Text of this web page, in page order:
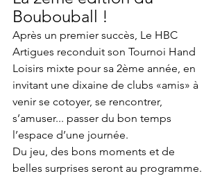
Boubouball !
Après un premier succès, Le HBC
Artigues reconduit son Tournoi Hand
Loisirs mixte pour sa 2ème année, en
invitant une dixaine de clubs «amis» à
venir se cotoyer, se rencontrer,
s’amuser... passer du bon temps
l’espace d’une journée.
Du jeu, des bons moments et de
belles surprises seront au programme.